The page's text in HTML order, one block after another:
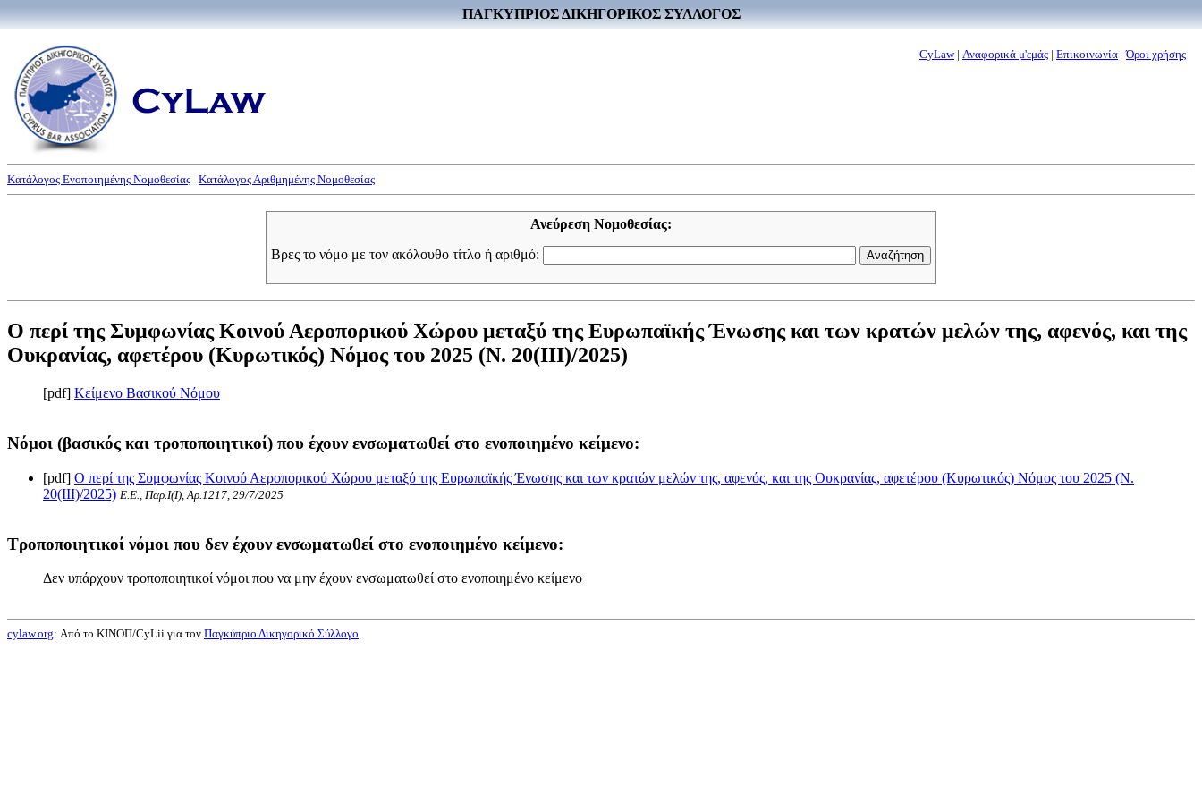
ΠΑΓΚΥΠΡΙΟΣ ΔΙΚΗΓΟΡΙΚΟΣ ΣΥΛΛΟΓΟΣ
CyLaw| Αναφορικά μ'εμάς | Επικοινωνία |Όροι χρήσης
Κατάλογος Ενοποιημένης Νομοθεσίας Κατάλογος Αριθμημένης Νομοθεσίας
Ανεύρεση Νομοθεσίας:
Βρες το νόμο με τον ακόλουθο τίτλο ή αριθμό:
Ο περί της Συμφωνίας Κοινού Αεροπορικού Χώρου μεταξύ της Ευρωπαϊκής Ένωσης και των κρατών μελών της, αφενός, και της
Ουκρανίας, αφετέρου (Κυρωτικός) Νόμος του 2025 (Ν. 20(III)/2025)
[pdf] Κείμενο Βασικού Νόμου
Νόμοι (βασικός και τροποποιητικοί) που έχουν ενσωματωθεί στο ενοποιημένο κείμενο:
[pdf] Ο περί της Συμφωνίας Κοινού Αεροπορικού Χώρου μεταξύ της Ευρωπαϊκής Ένωσης και των κρατών μελών της, αφενός, και της Ουκρανίας, αφετέρου (Κυρωτικός) Νόμος του 2025 (Ν.
20(III)/2025) Ε.Ε., Παρ.Ι(I), Αρ.1217, 29/7/2025
Τροποποιητικοί νόμοι που δεν έχουν ενσωματωθεί στο ενοποιημένο κείμενο:
Δεν υπάρχουν τροποποιητικοί νόμοι που να μην έχουν ενσωματωθεί στο ενοποιημένο κείμενο
cylaw.org: Από το ΚΙΝOΠ/CyLii για τον Παγκύπριο Δικηγορικό Σύλλογο